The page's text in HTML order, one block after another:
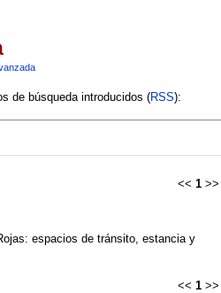
de búsqueda introducidos (RSS):
<< 1 >>
espacios de tránsito, estancia y
<< 1 >>